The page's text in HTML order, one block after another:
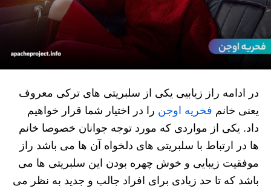
در ادامه راز زیابیی یکی از سلبریتی های ترکی معروف
یعنی خانم فخریه اوجن را در اختیار شما قرار خواهیم
داد. یکی از مواردی که مورد توجه جوانان خصوصا خانم
ها در ارتباط با سلبریتی های دلخواه آن ها می باشد راز
موفقیت زیبایی و خوش چهره بودن این سلبریتی ها می
باشد که تا حد زیادی برای افراد جالب و جدید به نظر می